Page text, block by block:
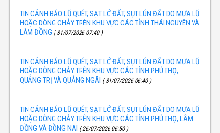
TIN CẢNH BÁO LŨ QUÉT, SẠT LỞ ĐẤT, SỤT LÚN ĐẤT DO MƯA LŨ
HOẶC DÒNG CHẢY TRÊN KHU VỰC CÁC TỈNH THÁI NGUYÊN VÀ
LÂM ĐỒNG ( 31/07/2026 07:40 )
TIN CẢNH BÁO LŨ QUÉT, SẠT LỞ ĐẤT, SỤT LÚN ĐẤT DO MƯA LŨ
HOẶC DÒNG CHẢY TRÊN KHU VỰC CÁC TỈNH PHÚ THỌ,
QUẢNG TRỊ VÀ QUẢNG NGÃI ( 31/07/2026 06:40 )
TIN CẢNH BÁO LŨ QUÉT, SẠT LỞ ĐẤT, SỤT LÚN ĐẤT DO MƯA LŨ
HOẶC DÒNG CHẢY TRÊN KHU VỰC CÁC TỈNH PHÚ THỌ, LÂM
ĐỒNG VÀ ĐỒNG NAI ( 26/07/2026 06:50 )